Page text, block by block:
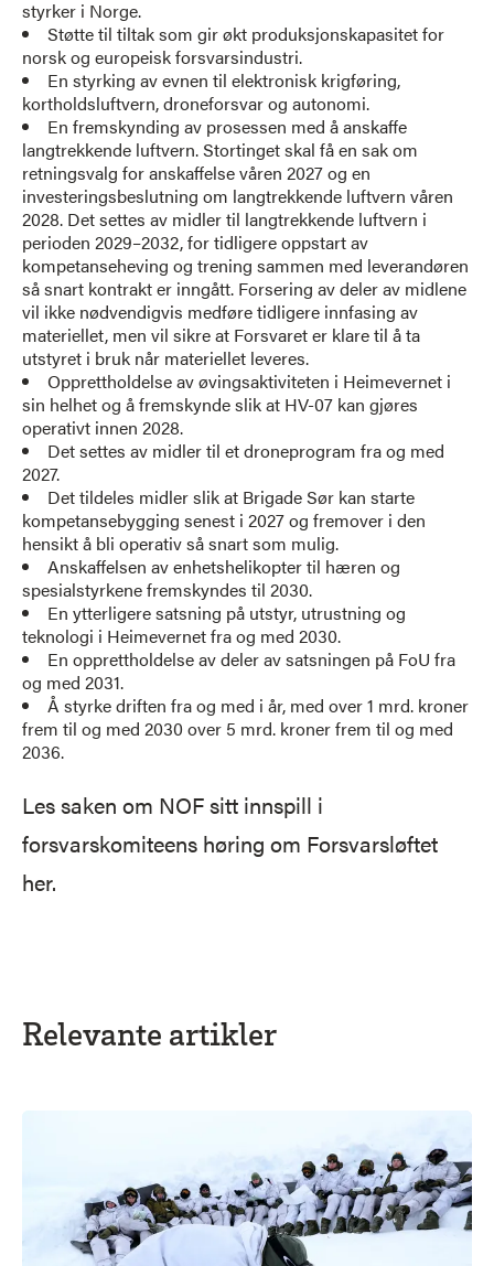
styrker i Norge.
Støtte til tiltak som gir økt produksjonskapasitet for
norsk og europeisk forsvarsindustri.
En styrking av evnen til elektronisk krigføring,
kortholdsluftvern, droneforsvar og autonomi.
En fremskynding av prosessen med å anskaffe
langtrekkende luftvern. Stortinget skal få en sak om
retningsvalg for anskaffelse våren 2027 og en
investeringsbeslutning om langtrekkende luftvern våren
2028. Det settes av midler til langtrekkende luftvern i
perioden 2029–2032, for tidligere oppstart av
kompetanseheving og trening sammen med leverandøren
så snart kontrakt er inngått. Forsering av deler av midlene
vil ikke nødvendigvis medføre tidligere innfasing av
materiellet, men vil sikre at Forsvaret er klare til å ta
utstyret i bruk når materiellet leveres.
Opprettholdelse av øvingsaktiviteten i Heimevernet i
sin helhet og å fremskynde slik at HV-07 kan gjøres
operativt innen 2028.
Det settes av midler til et droneprogram fra og med
2027.
Det tildeles midler slik at Brigade Sør kan starte
kompetansebygging senest i 2027 og fremover i den
hensikt å bli operativ så snart som mulig.
Anskaffelsen av enhetshelikopter til hæren og
spesialstyrkene fremskyndes til 2030.
En ytterligere satsning på utstyr, utrustning og
teknologi i Heimevernet fra og med 2030.
En opprettholdelse av deler av satsningen på FoU fra
og med 2031.
Å styrke driften fra og med i år, med over 1 mrd. kroner
frem til og med 2030 over 5 mrd. kroner frem til og med
2036.
Les saken om NOF sitt innspill i
forsvarskomiteens høring om Forsvarsløftet
her.
Relevante artikler